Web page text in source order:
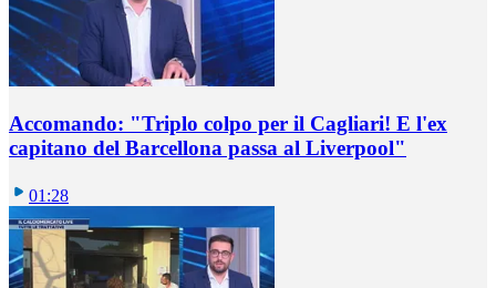
Accomando: "Triplo colpo per il Cagliari! E l'ex
capitano del Barcellona passa al Liverpool"
01:28